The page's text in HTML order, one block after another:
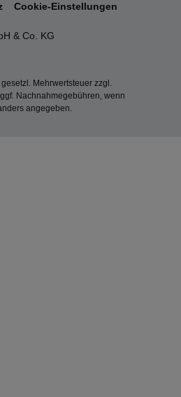
& Co. KG
Cookie-Einstellungen
Mehrwertsteuer zzgl.
Nachnahmegebühren, wenn
angegeben.